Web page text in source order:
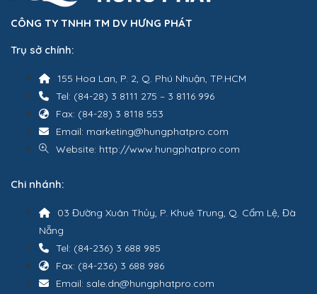
CÔNG TY TNHH TM DV HƯNG PHÁT
Trụ sở chính:
155 Hoa Lan, P. 2, Q. Phú Nhuận, TP.HCM
Tel: (84-28) 3 8111 275 – 3 8116 996
Fax: (84-28) 3 8118 553
Email: marketing@hungphatpro.com
Website: http://www.hungphatpro.com
Chi nhánh:
03 Đường Xuân Thủy, P. Khuê Trung, Q. Cẩm Lệ, Đà
Nẵng
Tel: (84-236) 3 688 985
Fax: (84-236) 3 688 986
Email: sale.dn@hungphatpro.com